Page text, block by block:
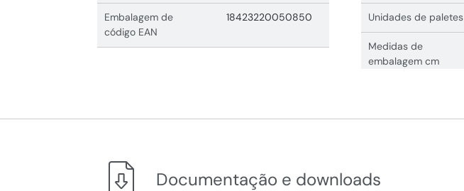
Embalagem de
código EAN
18423220050850 Unidades de paletes
Medidas de
embalagem cm
Documentação e downloads